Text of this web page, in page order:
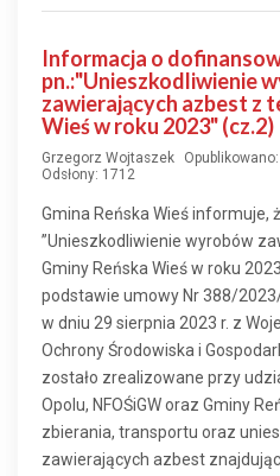
Informacja o
pn.:"Unieszkodliwienie
zawierających azbest z
Wieś w roku 2023" (cz.2)
Grzegorz Wojtaszek
Odsłony: 1712
Gmina Reńska Wieś informuje,
”Unieszkodliwienie wyrobów
Gminy Reńska Wieś w roku
podstawie umowy Nr 388/
w dniu 29 sierpnia 2023 r. z
Ochrony Środowiska i
zostało zrealizowane przy
Opolu, NFOŚiGW oraz Gminy
zbierania, transportu oraz
zawierających azbest